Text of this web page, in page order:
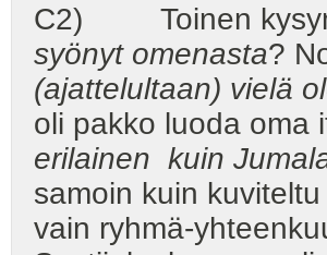
C2) Toinen
syönyt omenasta?
(ajattelultaan) vielä
oli pakko luoda oma
erilainen kuin
samoin kuin
vain ryhmä-